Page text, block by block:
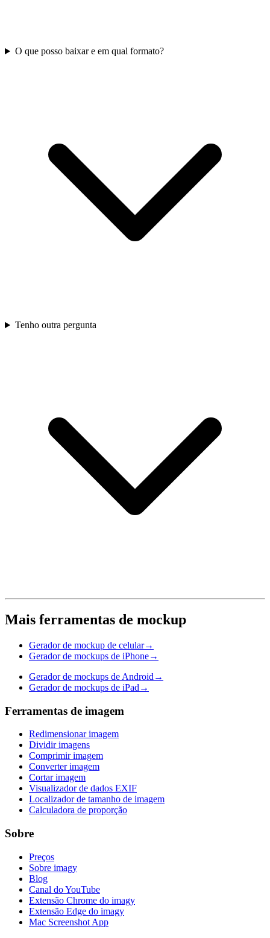
O que posso baixar e em qual formato?
Tenho outra pergunta
Mais ferramentas de mockup
Gerador de mockup de celular→
Gerador de mockups de iPhone→
Gerador de mockups de Android →
Gerador de mockups de iPad →
Ferramentas de imagem
Redimensionar imagem
Dividir imagens
Comprimir imagem
Converter imagem
Cortar imagem
Visualizador de dados EXIF
Localizador de tamanho de imagem
Calculadora de proporção
Sobre
Preços
Sobre imagy
Blog
Canal do YouTube
Extensão Chrome do imagy
Extensão Edge do imagy
Mac Screenshot App